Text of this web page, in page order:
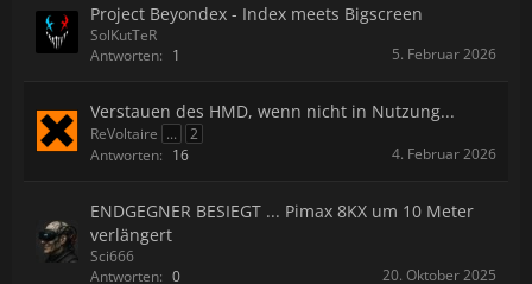
Project Beyondex - Index meets Bigscreen
SolKutTeR
Antworten: 1 5. Februar 2026
Verstauen des HMD, wenn nicht in Nutzung...
ReVoltaire ...
2
Antworten: 16 4. Februar 2026
ENDGEGNER BESIEGT ... Pimax 8KX um 10 Meter
verlängert
Sci666
Antworten: 0 20. Oktober 2025